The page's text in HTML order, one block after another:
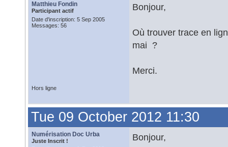
Matthieu Fondin
Participant actif
Date d'inscription: 5 Sep 2005
Messages: 56
Bonjour,
Où trouver trace en
mai ?
Merci.
Hors ligne
Tue 09 October 2012 11:30
Numérisation Doc Urba
Juste Inscrit !
Bonjour,